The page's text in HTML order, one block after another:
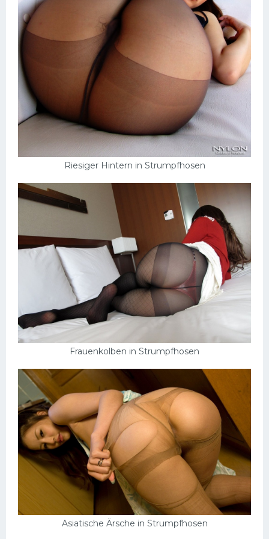
Riesiger Hintern in Strumpfhosen
Frauenkolben in Strumpfhosen
Asiatische Ärsche in Strumpfhosen
Schlampen
Anal
Russisch
Gruppen
Hardcore
Großer Schwanz
Nackte Mädchen